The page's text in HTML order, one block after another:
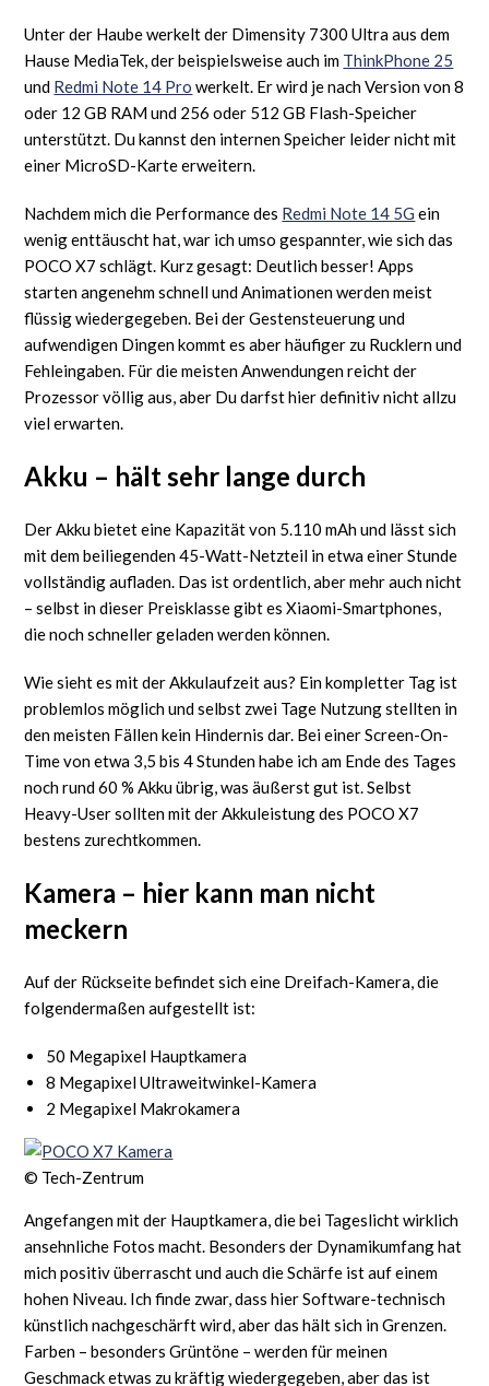
Unter der Haube werkelt der Dimensity 7300 Ultra aus dem
Hause MediaTek, der beispielsweise auch im ThinkPhone 25
und Redmi Note 14 Pro werkelt. Er wird je nach Version von 8
oder 12 GB RAM und 256 oder 512 GB Flash-Speicher
unterstützt. Du kannst den internen Speicher leider nicht mit
einer MicroSD-Karte erweitern.
Nachdem mich die Performance des Redmi Note 14 5G ein
wenig enttäuscht hat, war ich umso gespannter, wie sich das
POCO X7 schlägt. Kurz gesagt: Deutlich besser! Apps
starten angenehm schnell und Animationen werden meist
flüssig wiedergegeben. Bei der Gestensteuerung und
aufwendigen Dingen kommt es aber häufiger zu Rucklern und
Fehleingaben. Für die meisten Anwendungen reicht der
Prozessor völlig aus, aber Du darfst hier definitiv nicht allzu
viel erwarten.
Akku – hält sehr lange durch
Der Akku bietet eine Kapazität von 5.110 mAh und lässt sich
mit dem beiliegenden 45-Watt-Netzteil in etwa einer Stunde
vollständig aufladen. Das ist ordentlich, aber mehr auch nicht
– selbst in dieser Preisklasse gibt es Xiaomi-Smartphones,
die noch schneller geladen werden können.
Wie sieht es mit der Akkulaufzeit aus? Ein kompletter Tag ist
problemlos möglich und selbst zwei Tage Nutzung stellten in
den meisten Fällen kein Hindernis dar. Bei einer Screen-On-
Time von etwa 3,5 bis 4 Stunden habe ich am Ende des Tages
noch rund 60 % Akku übrig, was äußerst gut ist. Selbst
Heavy-User sollten mit der Akkuleistung des POCO X7
bestens zurechtkommen.
Kamera – hier kann man nicht
meckern
Auf der Rückseite befindet sich eine Dreifach-Kamera, die
folgendermaßen aufgestellt ist:
50 Megapixel Hauptkamera
8 Megapixel Ultraweitwinkel-Kamera
2 Megapixel Makrokamera
© Tech-Zentrum
Angefangen mit der Hauptkamera, die bei Tageslicht wirklich
ansehnliche Fotos macht. Besonders der Dynamikumfang hat
mich positiv überrascht und auch die Schärfe ist auf einem
hohen Niveau. Ich finde zwar, dass hier Software-technisch
künstlich nachgeschärft wird, aber das hält sich in Grenzen.
Farben – besonders Grüntöne – werden für meinen
Geschmack etwas zu kräftig wiedergegeben, aber das ist